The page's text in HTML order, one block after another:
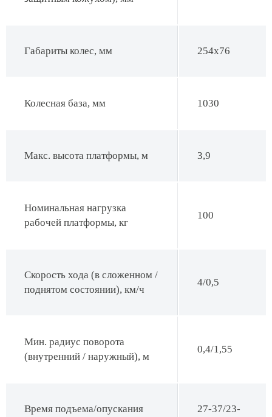
Габариты колес, мм 254х76
Колесная база, мм 1030
Макс. высота платформы, м 3,9
Номинальная нагрузка
рабочей платформы, кг
100
Скорость хода (в сложенном /
поднятом состоянии), км/ч
4/0,5
Мин. радиус поворота
(внутренний / наружный), м
0,4/1,55
Время подъема/опускания
27-37/23-